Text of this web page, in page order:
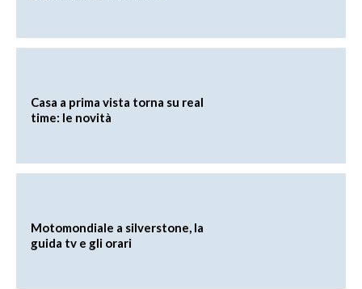
Casa a prima vista torna su real
time: le novità
Motomondiale a silverstone, la
guida tv e gli orari